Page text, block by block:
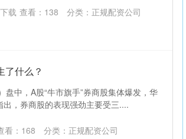
载 查看： 138 分类： 正规配资公司
了什么？
盘中，A股“牛市旗手”券商股集体爆发，华
，券商股的表现强劲主要受三....
看： 168 分类： 正规配资公司